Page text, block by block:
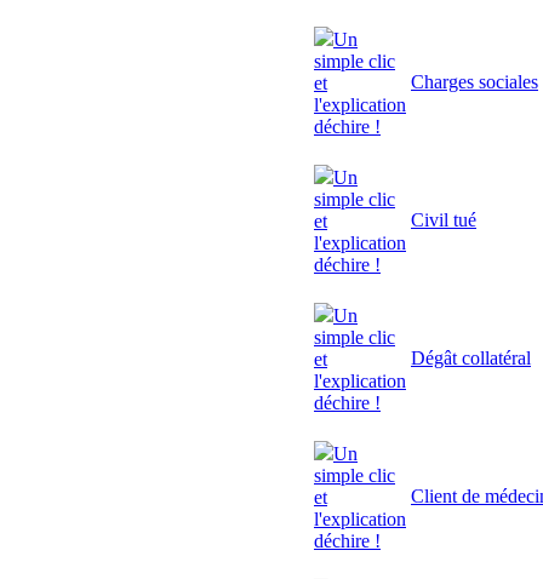
Un
simple clic
et
l'explication
déchire !
Charges sociales
Un
simple clic
et
l'explication
déchire !
Civil tué
Un
simple clic
et
l'explication
déchire !
Dégât collatéral
Un
simple clic
et
l'explication
déchire !
Client de